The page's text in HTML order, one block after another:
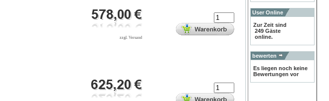
zzgl. Versand
User Online
Zur Zeit sind
249 Gäste
online.
bewerten
Es liegen noch keine
Bewertungen vor